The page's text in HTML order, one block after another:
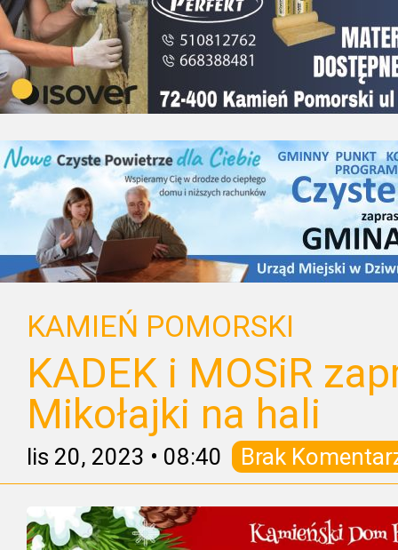
KAMIEŃ POMORSKI
KADEK i MOSiR
Mikołajki na hali
lis 20, 2023 • 08:40 Brak